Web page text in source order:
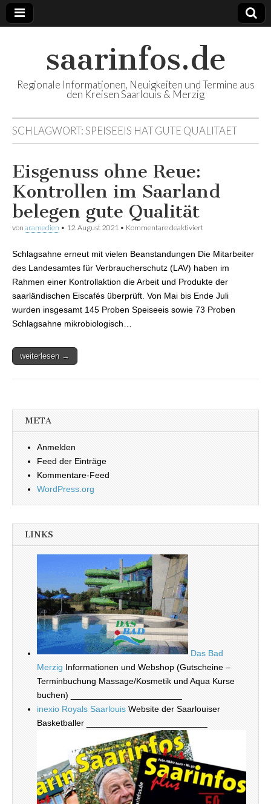
saarinfos.de
Regionale Informationen, Neuigkeiten und Termine aus
den Kreisen Saarlouis & Merzig
SCHLAGWORT:SPEISEEIS HAT GUTE QUALITAET
Eisgenuss ohne Reue:
Kontrollen im Saarland
belegen gute Qualität
von aramedien • 12. August 2021 • Kommentare deaktiviert
gute Qualität
Schlagsahne erneut mit vielen Beanstandungen Die Mitarbeiter
des Landesamtes für Verbraucherschutz (LAV) haben im
Rahmen einer Kontrollaktion die Arbeit und Produkte der
saarländischen Eiscafés überprüft. Von Mai bis Ende Juli
wurden insgesamt 145 Proben Speiseeis sowie 73 Proben
Schlagsahne mikrobiologisch…
weiterlesen →
META
Anmelden
Feed der Einträge
Kommentare-Feed
WordPress.org
LINKS
Das Bad
Merzig Informationen und Webshop (Gutscheine –
Terminbuchung Massage/Kosmetik und Aqua Kurse
buchen) _______________________
inexio Royals Saarlouis Website der Saarlouiser
Basketballer _________________________